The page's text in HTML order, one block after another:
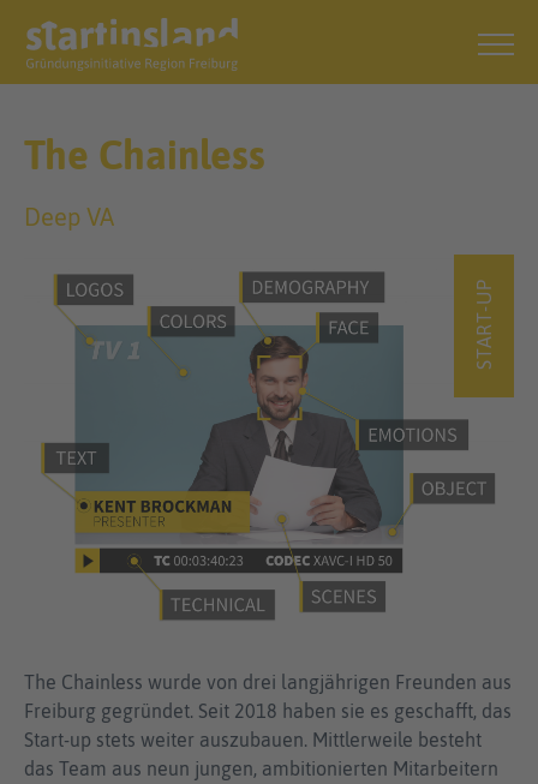
The Chainless
Deep VA
START-UP
The Chainless wurde von drei langjährigen Freunden aus
Freiburg gegründet. Seit 2018 haben sie es geschafft, das
Start-up stets weiter auszubauen. Mittlerweile besteht
das Team aus neun jungen, ambitionierten Mitarbeitern